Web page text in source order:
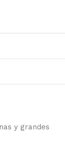
y grandes